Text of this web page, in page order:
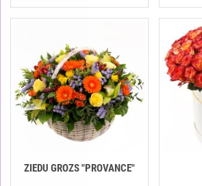
ZIEDU GROZS "PROVANCE"